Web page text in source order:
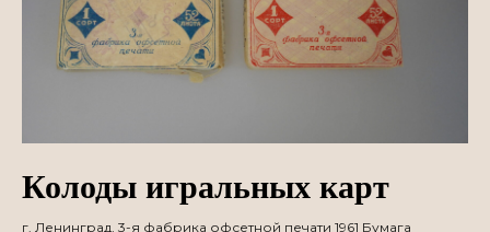
Колоды игральных карт
г. Ленинград, 3-я фабрика офсетной печати 1961 Бумага